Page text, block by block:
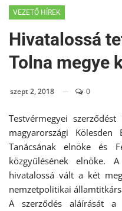
VEZETŐ HÍREK
Hivatalossá
Tolna megye
szept 2, 2018 0
Testvérmegyei
magyarországi
Tanácsának elnöke és
közgyűlésének elnöke.
hivatalossá vált a két
nemzetpolitikai
A szerződés aláírását a